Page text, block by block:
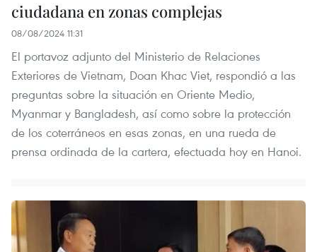
ciudadana en zonas complejas
08/08/2024 11:31
El portavoz adjunto del Ministerio de Relaciones
Exteriores de Vietnam, Doan Khac Viet, respondió a las
preguntas sobre la situación en Oriente Medio,
Myanmar y Bangladesh, así como sobre la protección
de los coterráneos en esas zonas, en una rueda de
prensa ordinada de la cartera, efectuada hoy en Hanoi.